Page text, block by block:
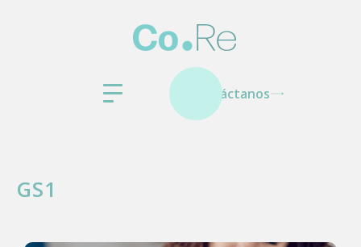
Contáctanos
GS1